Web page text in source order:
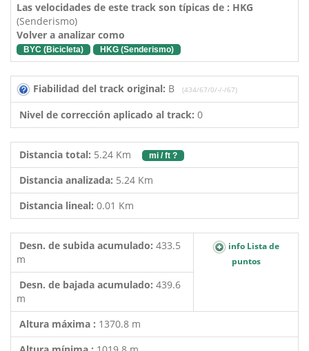
Las velocidades de este track son típicas de : HKG
(Senderismo)
Volver a analizar como
BYC (Bicicleta) HKG (Senderismo)
Fiabilidad del track original: B (434/67/0/-/-/67)
Nivel de corrección aplicado al track: 0
Distancia total: 5.24 Km mi / ft ?
Distancia analizada: 5.24 Km
Distancia lineal: 0.01 Km
Desn. de subida acumulado: 433.5
m
info Lista de
puntos
Desn. de bajada acumulado: 439.6
m
Altura máxima : 1370.8 m